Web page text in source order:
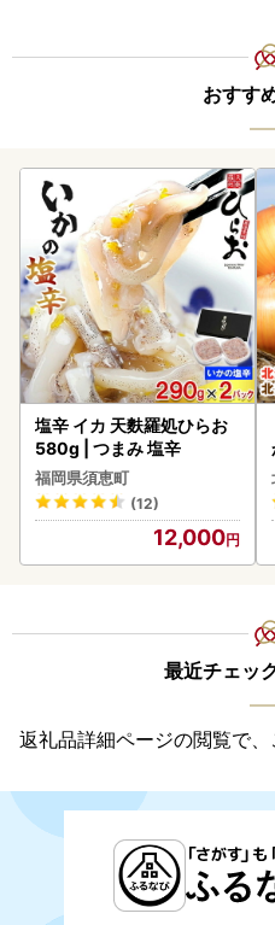
おすす
塩辛 イカ 天麩羅処ひらお
580g | つまみ 塩辛
福岡県須恵町
(12)
12,000
最近チェッ
返礼品詳細ページの閲覧で、